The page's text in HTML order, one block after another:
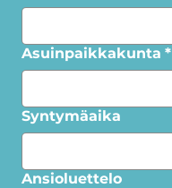
Asuinpaikkakunta *
Syntymäaika
Ansioluettelo